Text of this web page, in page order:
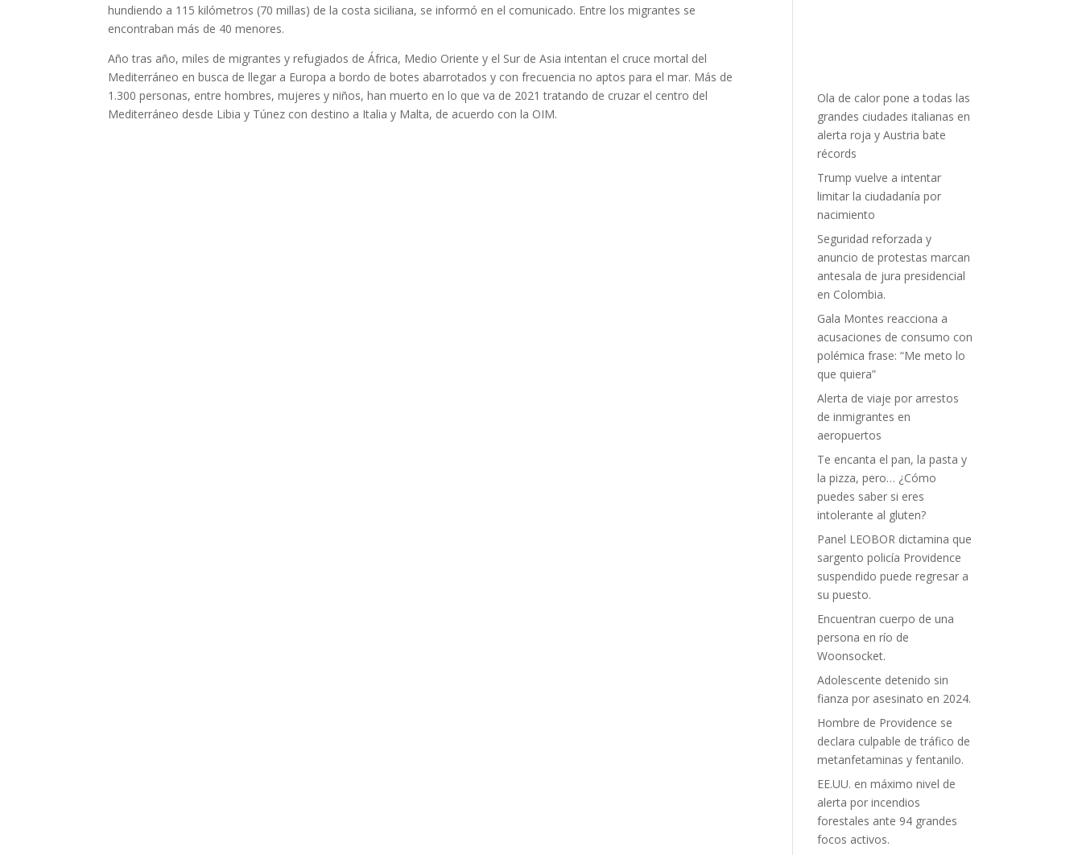
hundiendo a 115 kilómetros (70 millas) de la costa siciliana, se informó en el comunicado. Entre los migrantes se
encontraban más de 40 menores.
Año tras año, miles de migrantes y refugiados de África, Medio Oriente y el Sur de Asia intentan el cruce mortal del
Mediterráneo en busca de llegar a Europa a bordo de botes abarrotados y con frecuencia no aptos para el mar. Más de
1.300 personas, entre hombres, mujeres y niños, han muerto en lo que va de 2021 tratando de cruzar el centro del
Mediterráneo desde Libia y Túnez con destino a Italia y Malta, de acuerdo con la OIM.
Ola de calor pone a todas las
grandes ciudades italianas en
alerta roja y Austria bate
récords
Trump vuelve a intentar
limitar la ciudadanía por
nacimiento
Seguridad reforzada y
anuncio de protestas marcan
antesala de jura presidencial
en Colombia.
Gala Montes reacciona a
acusaciones de consumo con
polémica frase: “Me meto lo
que quiera”
Alerta de viaje por arrestos
de inmigrantes en
aeropuertos
Te encanta el pan, la pasta y
la pizza, pero… ¿Cómo
puedes saber si eres
intolerante al gluten?
Panel LEOBOR dictamina que
sargento policía Providence
suspendido puede regresar a
su puesto.
Encuentran cuerpo de una
persona en río de
Woonsocket.
Adolescente detenido sin
fianza por asesinato en 2024.
Hombre de Providence se
declara culpable de tráfico de
metanfetaminas y fentanilo.
EE.UU. en máximo nivel de
alerta por incendios
forestales ante 94 grandes
focos activos.